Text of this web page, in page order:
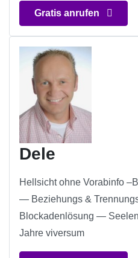
Gratis anrufen
Dele
Hellsicht ohne Vorabinfo
— Beziehungs &
Blockadenlösung —
Jahre viversum